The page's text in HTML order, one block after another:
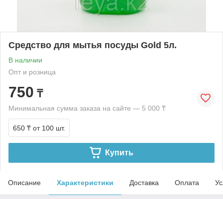
Средство для мытья посуды Gold 5л.
В наличии
Опт и розница
750 ₸
Минимальная сумма заказа на сайте — 5 000 ₸
650 ₸ от 100 шт.
Купить
Описание Характеристики Доставка Оплата